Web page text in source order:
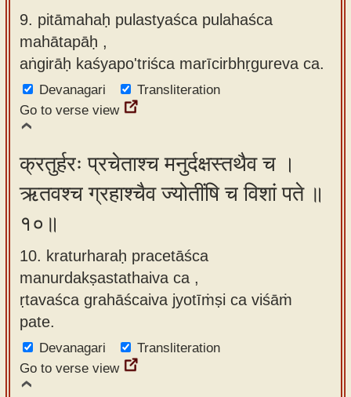
9. pitāmahaḥ pulastyaśca pulahaśca
mahātapāḥ ,
aṅgirāḥ kaśyapo'triśca marīcirbhṛgureva ca.
Devanagari
Transliteration
Go to verse view
क्रतुर्हरः प्रचेताश्च मनुर्दक्षस्तथैव च ।
ऋतवश्च ग्रहाश्चैव ज्योतींषि च विशां पते ॥
१०॥
10. kraturharaḥ pracetāśca
manurdakṣastathaiva ca ,
ṛtavaśca grahāścaiva jyotīṁṣi ca viśāṁ
pate.
Devanagari
Transliteration
Go to verse view